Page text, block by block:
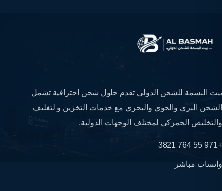
بيت البسمة للشحن الدولي تقدم حلول شحن احترافية تشمل
الشحن البري والجوي والبحري مع خدمات التخزين والتغليف
والتخليص الجمركي لمختلف الوجهات الدولية.
+971 55 764 3821
واتساب مباشر